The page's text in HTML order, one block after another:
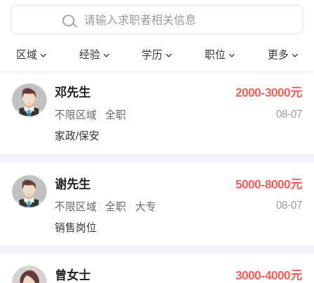
区域 经验 学历 职位 更多
在校学生工作经验
四年以上工作经验
五年以上工作经验
博士
文员 护士
财务会计
网络IT
收银员
确定
邓先生 2000-3000元
不限区域 全职
08-07
家政/保安
谢先生 5000-8000元
不限区域 全职 大专
08-07
销售岗位
曾女士 3000-4000元